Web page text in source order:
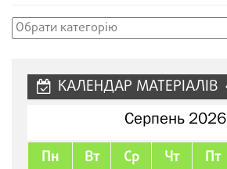
Рубрики
КАЛЕНДАР МАТЕРІАЛІВ
Серпень 2026
Пн Вт Ср Чт Пт